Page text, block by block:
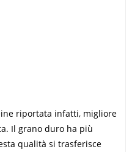
riportata infatti, migliore
Il grano duro ha più
qualità si trasferisce